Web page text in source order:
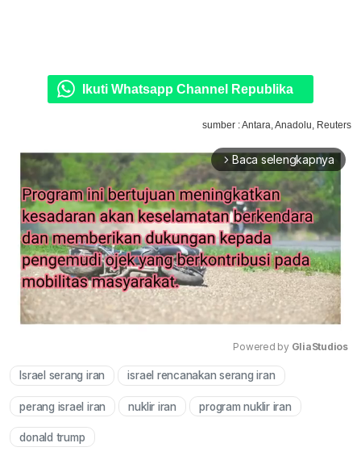
Ikuti Whatsapp Channel Republika
sumber : Antara, Anadolu, Reuters
arrow_forward_ios Baca selengkapnya
Powered by GliaStudios
Israel serang iran israel rencanakan serang iran
perang israel iran nuklir iran program nuklir iran
donald trump